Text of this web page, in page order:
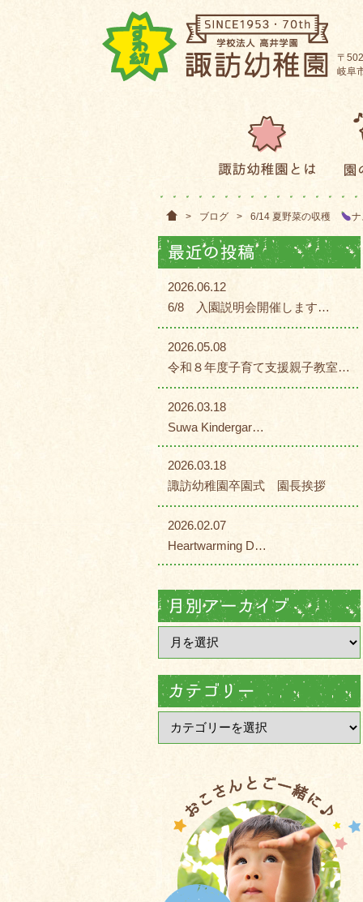
〒
岐阜
> ブログ > 6/14 夏野菜の収穫 ナ
2026.06.12
6/8 入園説明会開催します…
2026.05.08
令和８年度子育て支援親子教室…
2026.03.18
Suwa Kindergar…
2026.03.18
諏訪幼稚園卒園式 園長挨拶
2026.02.07
Heartwarming D…